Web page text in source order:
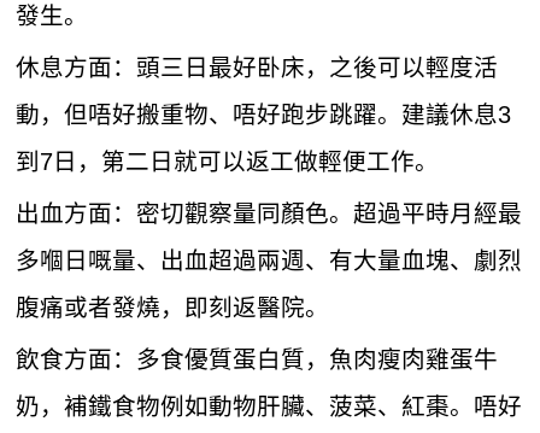
發生。
休息方面：頭三日最好卧床，之後可以輕度活
動，但唔好搬重物、唔好跑步跳躍。建議休息3
到7日，第二日就可以返工做輕便工作。
出血方面：密切觀察量同顏色。超過平時月經最
多嗰日嘅量、出血超過兩週、有大量血塊、劇烈
腹痛或者發燒，即刻返醫院。
飲食方面：多食優質蛋白質，魚肉瘦肉雞蛋牛
奶，補鐵食物例如動物肝臟、菠菜、紅棗。唔好